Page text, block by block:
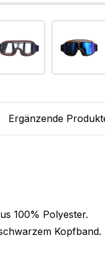
Ergänzende
100% Polyester.
Kopfband.